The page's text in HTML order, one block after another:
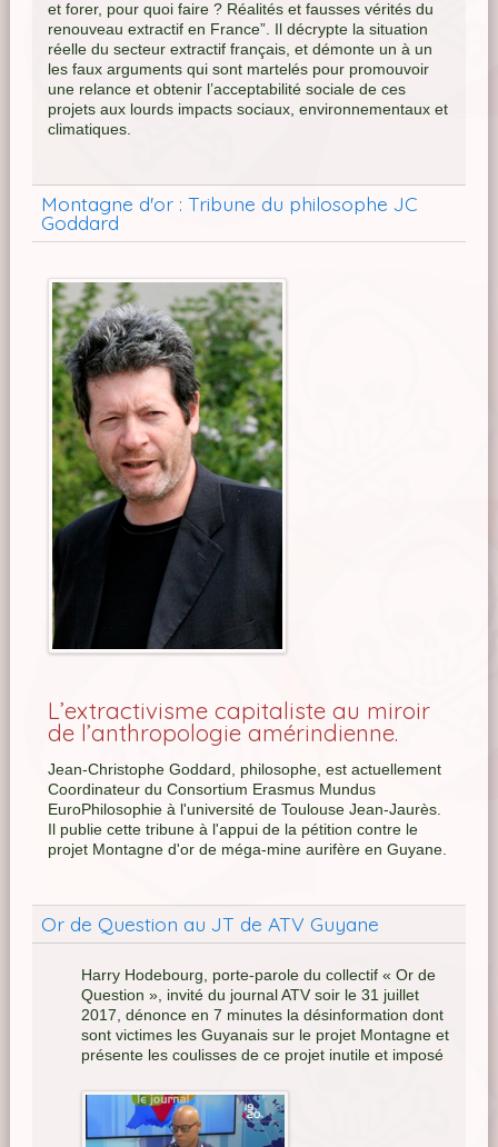
et forer, pour quoi faire ? Réalités et fausses vérités du
renouveau extractif en France”. Il décrypte la situation
réelle du secteur extractif français, et démonte un à un
les faux arguments qui sont martelés pour promouvoir
une relance et obtenir l’acceptabilité sociale de ces
projets aux lourds impacts sociaux, environnementaux et
climatiques.
Montagne d'or : Tribune du philosophe JC
Goddard
L’extractivisme capitaliste au miroir
de l’anthropologie amérindienne.
Jean-Christophe Goddard, philosophe, est actuellement
Coordinateur du Consortium Erasmus Mundus
EuroPhilosophie à l'université de Toulouse Jean-Jaurès.
Il publie cette tribune à l'appui de la pétition contre le
projet Montagne d'or de méga-mine aurifère en Guyane.
Or de Question au JT de ATV Guyane
Harry Hodebourg, porte-parole du collectif « Or de
Question », invité du journal ATV soir le 31 juillet
2017, dénonce en 7 minutes la désinformation dont
sont victimes les Guyanais sur le projet Montagne et
présente les coulisses de ce projet inutile et imposé